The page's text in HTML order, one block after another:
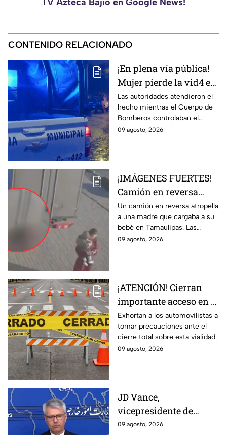
CONTENIDO RELACIONADO
¡En plena vía pública!
Mujer pierde la vid4 e
incendian casa en la
colonia León I
Las autoridades atendieron el
hecho mientras el Cuerpo de
Bomberos controlaban el
siniestro.
09 agosto, 2026
¡IMÁGENES FUERTES!
Camión en reversa
ATR0PELLA a madre
que cargaba a su BEBÉ
y les pasa por encima;
así ocurrió
Un camión en reversa atropella
a una madre que cargaba a su
bebé en Tamaulipas. Las
fuertes imágenes captadas por
09 agosto, 2026
¡ATENCIÓN! Cierran
importante acceso en el
Eje Metropolitano en
León; ¿cuál es el
motivo?
Exhortan a los automovilistas a
tomar precauciones ante el
cierre total sobre esta vialidad.
09 agosto, 2026
JD Vance,
vicepresidente de
Estados Unidos,
09 agosto, 2026